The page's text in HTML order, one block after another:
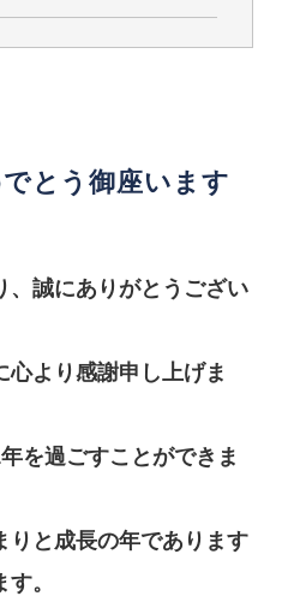
とう御座います
、誠にありがとうござい
心より感謝申し上げま
を過ごすことができま
りと成長の年であります
。